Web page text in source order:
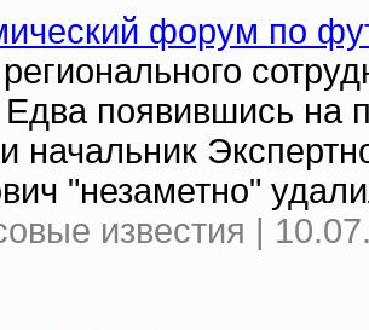
форум по
появившись на
начальник
"незаметно"
известия |